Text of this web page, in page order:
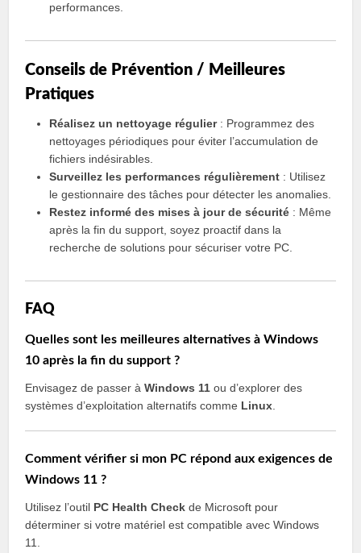
performances.
Conseils de Prévention / Meilleures
Pratiques
Réalisez un nettoyage régulier: Programmez des
nettoyages périodiques pour éviter l’accumulation de
fichiers indésirables.
Surveillez les performances régulièrement : Utilisez
le gestionnaire des tâches pour détecter les anomalies.
Restez informé des mises à jour de sécurité : Même
après la fin du support, soyez proactif dans la
recherche de solutions pour sécuriser votre PC.
FAQ
Quelles sont les meilleures alternatives à Windows
10 après la fin du support ?
Envisagez de passer àWindows 11 ou d’explorer des
systèmes d’exploitation alternatifs comme Linux
Comment vérifier si mon PC répond aux exigences de
Windows 11 ?
Utilisez l’outil PC Health Check de Microsoft pour
déterminer si votre matériel est compatible avec Windows
11.